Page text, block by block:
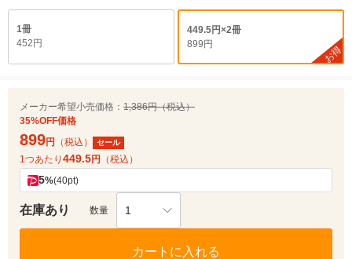
1冊
452円
449.5円×2冊
899円
お得
メーカー希望小売価格： 1,386円（税込）
35%OFF価格
899円 （税込） セール
1つあたり 449.5円 （税込）
5%(40pt)
在庫あり 数量 1
カートに入れる